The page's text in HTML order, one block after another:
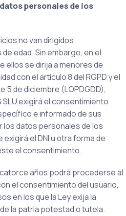
personales de los
no van dirigidos
edad. Sin embargo, en el
ellos se dirija a menores de
con el artículo 8 del RGPD y el
5 de diciembre (LOPDGDD),
SLU exigirá el consentimiento
e informado de sus
datos personales de los
el DNI u otra forma de
el consentimiento.
años podrá procederse al
el consentimiento del usuario,
en los que la Ley exija la
la patria potestad o tutela.